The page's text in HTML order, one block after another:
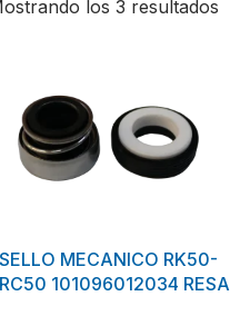
los 3 resultados
SELLO MECANICO RK50-
RC50 101096012034 RESA